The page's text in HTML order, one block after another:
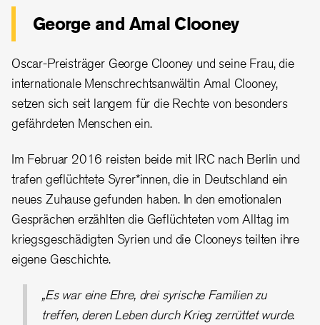
George and Amal Clooney
Oscar-Preisträger George Clooney und seine Frau, die
internationale Menschrechtsanwältin Amal Clooney,
setzen sich seit langem für die Rechte von besonders
gefährdeten Menschen ein.
Im Februar 2016 reisten beide mit IRC nach Berlin und
trafen geflüchtete Syrer*innen, die in Deutschland ein
neues Zuhause gefunden haben. In den emotionalen
Gesprächen erzählten die Geflüchteten vom Alltag im
kriegsgeschädigten Syrien und die Clooneys teilten ihre
eigene Geschichte.
„Es war eine Ehre, drei syrische Familien zu
treffen, deren Leben durch Krieg zerrüttet wurde.